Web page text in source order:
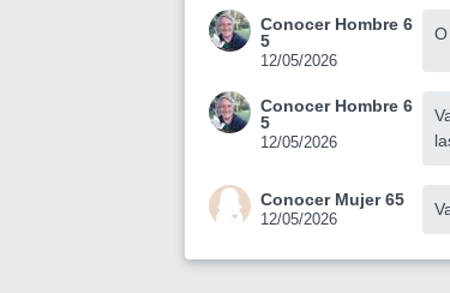
Conocer Hombre 6
5
12/05/2026
Conocer Hombre 6
5
12/05/2026
Conocer Mujer 65
12/05/2026